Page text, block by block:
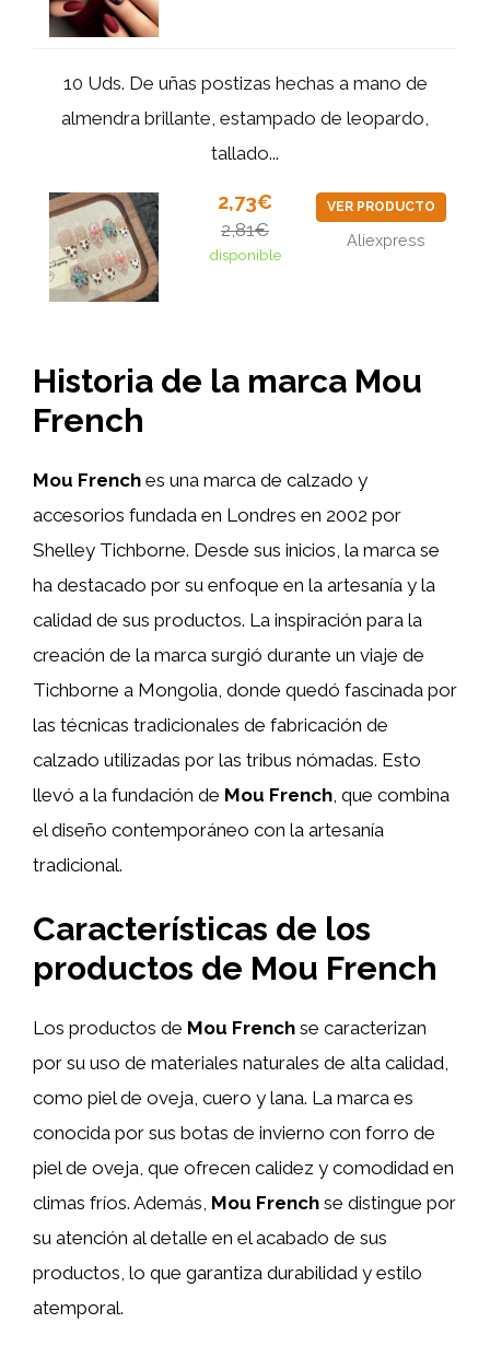
10 Uds. De uñas postizas hechas a mano de
almendra brillante, estampado de leopardo,
tallado...
2,73€
2,81€
disponible
VER PRODUCTO
Aliexpress
Historia de la marca Mou
French
Mou French es una marca de calzado y
accesorios fundada en Londres en 2002 por
Shelley Tichborne. Desde sus inicios, la marca se
ha destacado por su enfoque en la artesanía y la
calidad de sus productos. La inspiración para la
creación de la marca surgió durante un viaje de
Tichborne a Mongolia, donde quedó fascinada por
las técnicas tradicionales de fabricación de
calzado utilizadas por las tribus nómadas. Esto
llevó a la fundación de Mou French , que combina
el diseño contemporáneo con la artesanía
tradicional.
Características de los
productos de Mou French
Los productos de Mou French se caracterizan
por su uso de materiales naturales de alta calidad,
como piel de oveja, cuero y lana. La marca es
conocida por sus botas de invierno con forro de
piel de oveja, que ofrecen calidez y comodidad en
climas fríos. Además, Mou French se distingue por
su atención al detalle en el acabado de sus
productos, lo que garantiza durabilidad y estilo
atemporal.